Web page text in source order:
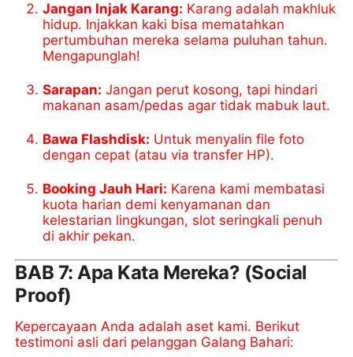
Jangan Injak Karang: Karang adalah makhluk
hidup. Injakkan kaki bisa mematahkan
pertumbuhan mereka selama puluhan tahun.
Mengapunglah!
Sarapan: Jangan perut kosong, tapi hindari
makanan asam/pedas agar tidak mabuk laut.
Bawa Flashdisk: Untuk menyalin file foto
dengan cepat (atau via transfer HP).
Booking Jauh Hari: Karena kami membatasi
kuota harian demi kenyamanan dan
kelestarian lingkungan, slot seringkali penuh
di akhir pekan.
BAB 7: Apa Kata Mereka? (Social
Proof)
Kepercayaan Anda adalah aset kami. Berikut
testimoni asli dari pelanggan Galang Bahari: